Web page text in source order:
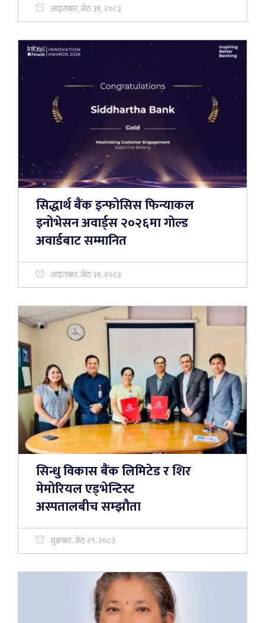
आइतबार, जेठ ३१, २०८३
सिद्धार्थ बैंक इन्फोसिस फिन्याकल
इनोभेसन अवार्ड्स २०२६मा गाेल्ड
अवार्डबाट सम्मानित
आइतबार, जेठ ३१, २०८३
सिन्धु विकास बैंक लिमिटेड र शिर
मेमोरियल एड्भेन्टिस्ट
अस्पतालबीच सम्झौता
शुक्रबार, जेठ २९, २०८३